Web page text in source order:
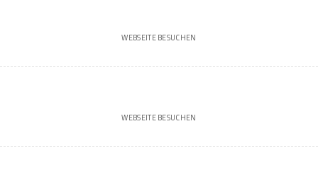
WEBSEITE BESUCHEN
WEBSEITE BESUCHEN